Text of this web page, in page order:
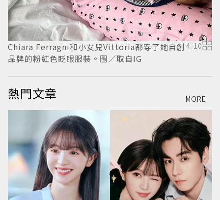
Chiara Ferragni和小女兒Vittoria都穿了她自創
品牌的粉紅色眨眼服裝。圖／取自IG
4/10
熱門文章 MORE